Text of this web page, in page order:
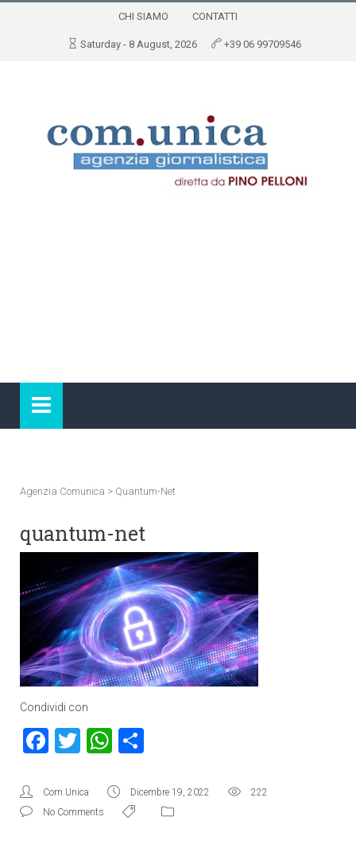
CHI SIAMO CONTATTI
Saturday - 8 August, 2026 +39 06 99709546
Agenzia Comunica > Quantum-Net
quantum-net
Condividi con
Facebook
TwitterWhatsApp
Com.Unica Dicembre 19, 2022
222
No Comments